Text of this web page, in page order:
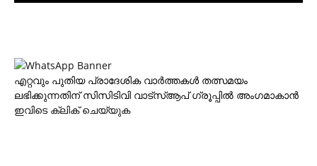
എറ്റവും പുതിയ പ്രാദേശിക വാര്‍ത്തകള്‍ തത്സമയം
ലഭിക്കുന്നതിന് സിസിടിവി വാട്‌സ്ആപ് ഗ്രൂപ്പില്‍ അംഗമാകാന്‍
ഇവിടെ ക്ലിക് ചെയ്യുക